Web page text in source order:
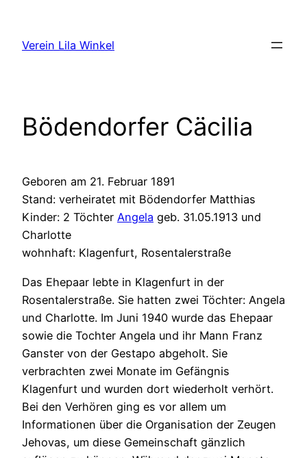
springen
Verein Lila Winkel
Bödendorfer Cäcilia
Geboren am 21. Februar 1891
Stand: verheiratet mit Bödendorfer Matthias
Kinder: 2 Töchter Angela geb. 31.05.1913 und
Charlotte
wohnhaft: Klagenfurt, Rosentalerstraße
Das Ehepaar lebte in Klagenfurt in der
Rosentalerstraße. Sie hatten zwei Töchter: Angela
und Charlotte. Im Juni 1940 wurde das Ehepaar
sowie die Tochter Angela und ihr Mann Franz
Ganster von der Gestapo abgeholt. Sie
verbrachten zwei Monate im Gefängnis
Klagenfurt und wurden dort wiederholt verhört.
Bei den Verhören ging es vor allem um
Informationen über die Organisation der Zeugen
Jehovas, um diese Gemeinschaft gänzlich